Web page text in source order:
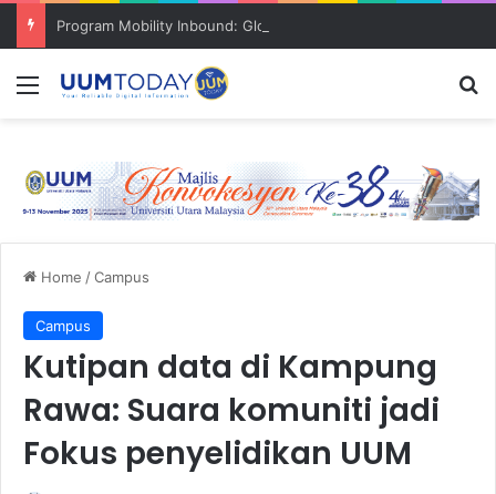
Menu
Home /Campus
Campus
Kutipan data di Kampung
Rawa: Suara komuniti jadi
Fokus penyelidikan UUM